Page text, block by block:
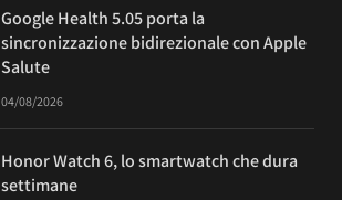
Google Health 5.05 porta la
sincronizzazione bidirezionale con Apple
Salute
04/08/2026
Honor Watch 6, lo smartwatch che dura
settimane